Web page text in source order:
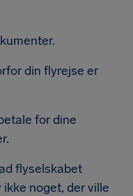
din flyrejse er
for dine
flyselskabet
noget, der ville